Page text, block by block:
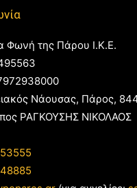
Φωνή της Πάρου Ι.Κ.Ε.
Νάουσας, Πάρος,
ΡΑΓΚΟΥΣΗΣ ΝΙΚΟΛΑΟΣ